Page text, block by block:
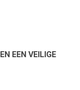
EEN VEILIGE